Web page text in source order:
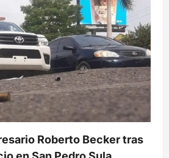
Roberto Becker tras